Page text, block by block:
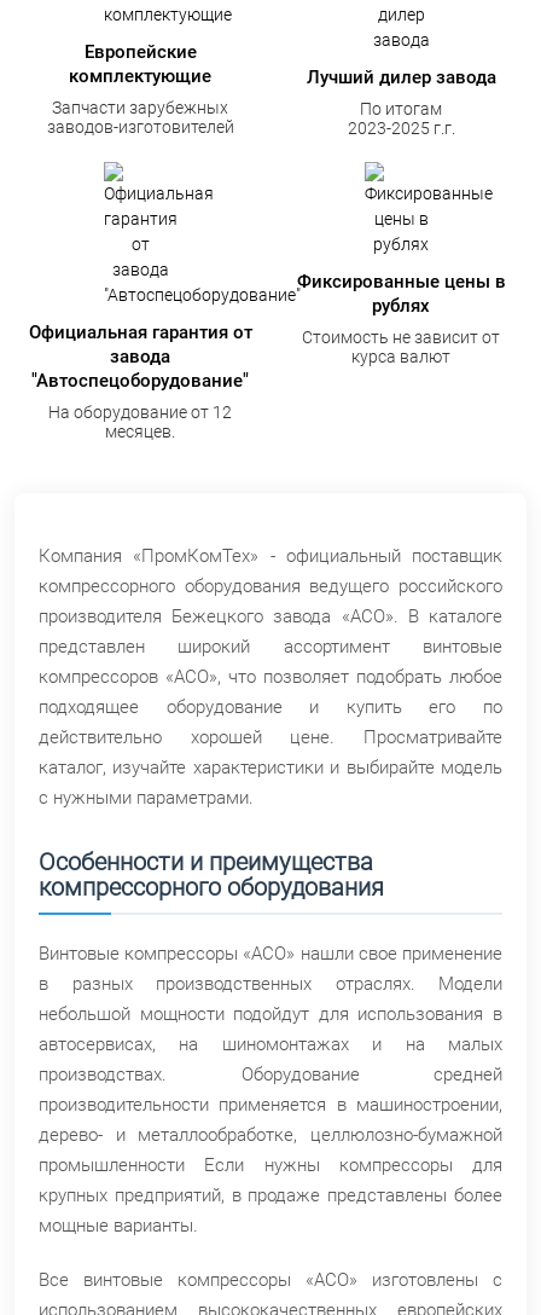
Европейские
комплектующие
Запчасти зарубежных
заводов-изготовителей
Лучший дилер завода
По итогам
2023-2025 г.г.
Официальная гарантия от
завода
"Автоспецоборудование"
На оборудование от 12
месяцев.
Фиксированные цены в
рублях
Стоимость не зависит от
курса валют
Компания «ПромКомТех» - официальный поставщик
компрессорного оборудования ведущего российского
производителя Бежецкого завода «АСО». В каталоге
представлен широкий ассортимент винтовые
компрессоров «АСО», что позволяет подобрать любое
подходящее оборудование и купить его по
действительно хорошей цене. Просматривайте
каталог, изучайте характеристики и выбирайте модель
с нужными параметрами.
Особенности и преимущества
компрессорного оборудования
Винтовые компрессоры «АСО» нашли свое применение
в разных производственных отраслях. Модели
небольшой мощности подойдут для использования в
автосервисах, на шиномонтажах и на малых
производствах. Оборудование средней
производительности применяется в машиностроении,
дерево- и металлообработке, целлюлозно-бумажной
промышленности Если нужны компрессоры для
крупных предприятий, в продаже представлены более
мощные варианты.
Все винтовые компрессоры «АСО» изготовлены с
использованием высококачественных европейских